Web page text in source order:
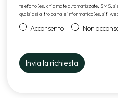
telefono (es. chiamate automatizzate, SMS,
qualsiasi altro canale informatico (es. siti
Acconsento Non